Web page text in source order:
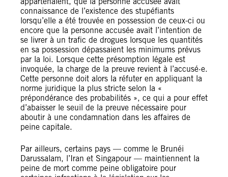
connaissance de l’existence des stupéfiants
lorsqu’elle a été trouvée en possession de ceux-ci ou
encore que la personne accusée avait l’intention de
se livrer à un trafic de drogues lorsque les quantités
en sa possession dépassaient les minimums prévus
par la loi. Lorsque cette présomption légale est
invoquée, la charge de la preuve revient à l’accusé·e.
Cette personne doit alors la réfuter en appliquant la
norme juridique la plus stricte selon la «
prépondérance des probabilités », ce qui a pour effet
d’abaisser le seuil de la preuve nécessaire pour
aboutir à une condamnation dans les affaires de
peine capitale.
Par ailleurs, certains pays — comme le Brunéi
Darussalam, l’Iran et Singapour — maintiennent la
peine de mort comme peine obligatoire pour